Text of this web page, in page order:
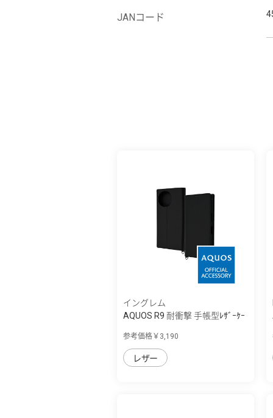
JANコード
イングレム
AQUOS R9 耐衝撃 手帳型ﾚｻﾞｰｹｰ
参考価格￥3,190
レザー